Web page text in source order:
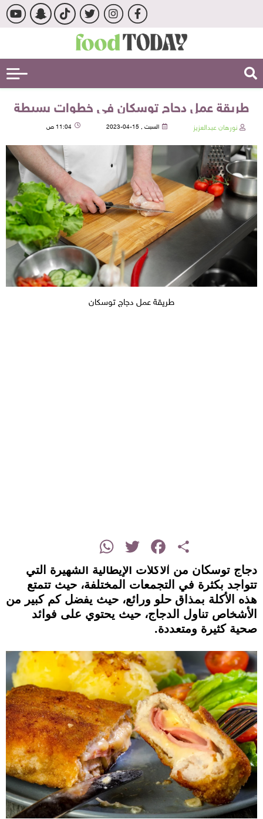
طريقة عمل دجاج توسكان في خطوات بسيطة
نورهان عبدالعزيز السبت , 15-04-2023 11:04 ص
طريقة عمل دجاج توسكان
Share
Facebook
Twitter
WhatsApp
دجاج توسكان من الأكلات الإيطالية الشهيرة التي
تتواجد بكثرة في التجمعات المختلفة، حيث تتمتع
هذه الأكلة بمذاق حلو ورائع، حيث يفضل كم كبير من
الأشخاص تناول الدجاج، حيث يحتوي على فوائد
صحية كثيرة ومتعددة.